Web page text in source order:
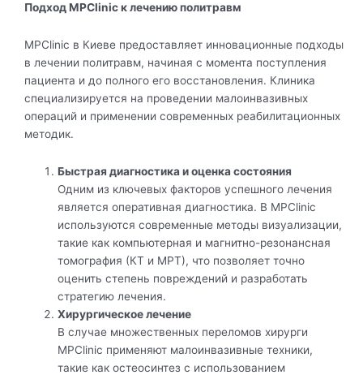
Подход MPClinic к лечению политравм
MPClinic в Киеве предоставляет инновационные подходы
в лечении политравм, начиная с момента поступления
пациента и до полного его восстановления. Клиника
специализируется на проведении малоинвазивных
операций и применении современных реабилитационных
методик.
Быстрая диагностика и оценка состояния
Одним из ключевых факторов успешного лечения
является оперативная диагностика. В MPClinic
используются современные методы визуализации,
такие как компьютерная и магнитно-резонансная
томография (КТ и МРТ), что позволяет точно
оценить степень повреждений и разработать
стратегию лечения.
Хирургическое лечение
В случае множественных переломов хирурги
MPClinic применяют малоинвазивные техники,
такие как остеосинтез с использованием